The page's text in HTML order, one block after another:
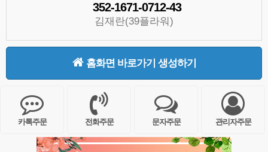
352-1671-0712-43
김재란(39플라워)
홈화면 바로가기 생성하기
카톡주문 전화주문 문자주문 관리자주문